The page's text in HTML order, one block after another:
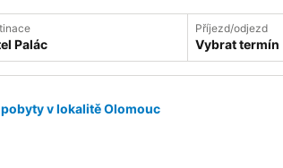
Příjezd/odjezd
Vybrat termín
v lokalitě Olomouc